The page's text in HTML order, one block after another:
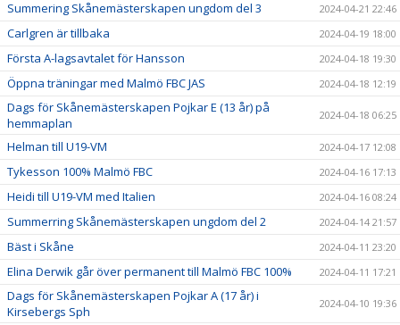
Summering Skånemästerskapen ungdom del 3 2024-04-21 22:46
Carlgren är tillbaka 2024-04-19 18:00
Första A-lagsavtalet för Hansson 2024-04-18 19:30
Öppna träningar med Malmö FBC JAS 2024-04-18 12:19
Dags för Skånemästerskapen Pojkar E (13 år) på
hemmaplan
2024-04-18 06:25
Helman till U19-VM 2024-04-17 12:08
Tykesson 100% Malmö FBC 2024-04-16 17:13
Heidi till U19-VM med Italien 2024-04-16 08:24
Summerring Skånemästerskapen ungdom del 2 2024-04-14 21:57
Bäst i Skåne 2024-04-11 23:20
Elina Derwik går över permanent till Malmö FBC 100% 2024-04-11 17:21
Dags för Skånemästerskapen Pojkar A (17 år) i
Kirsebergs Sph
2024-04-10 19:36